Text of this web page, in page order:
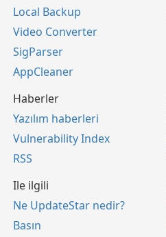
Local Backup
Video Converter
SigParser
AppCleaner
Haberler
Yazılım haberleri
Vulnerability Index
RSS
Ile ilgili
Ne UpdateStar nedir?
Basın